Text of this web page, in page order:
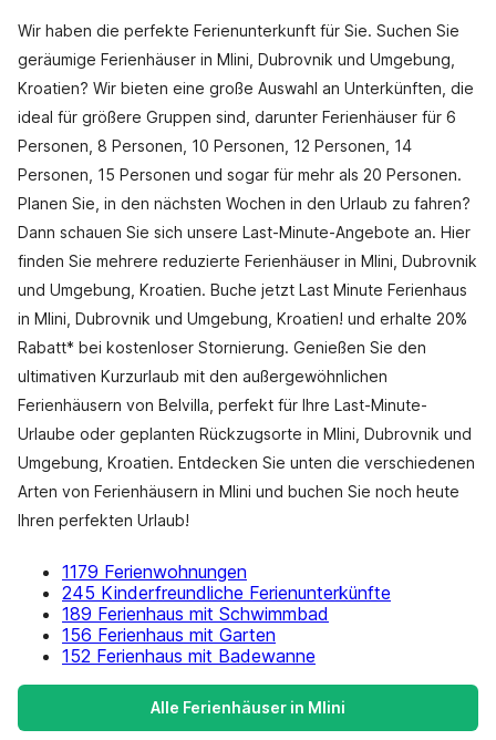
Wir haben die perfekte Ferienunterkunft für Sie. Suchen Sie
geräumige Ferienhäuser in Mlini, Dubrovnik und Umgebung,
Kroatien? Wir bieten eine große Auswahl an Unterkünften, die
ideal für größere Gruppen sind, darunter Ferienhäuser für 6
Personen, 8 Personen, 10 Personen, 12 Personen, 14
Personen, 15 Personen und sogar für mehr als 20 Personen.
Planen Sie, in den nächsten Wochen in den Urlaub zu fahren?
Dann schauen Sie sich unsere Last-Minute-Angebote an. Hier
finden Sie mehrere reduzierte Ferienhäuser in Mlini, Dubrovnik
und Umgebung, Kroatien. Buche jetzt Last Minute Ferienhaus
in Mlini, Dubrovnik und Umgebung, Kroatien! und erhalte 20%
Rabatt* bei kostenloser Stornierung. Genießen Sie den
ultimativen Kurzurlaub mit den außergewöhnlichen
Ferienhäusern von Belvilla, perfekt für Ihre Last-Minute-
Urlaube oder geplanten Rückzugsorte in Mlini, Dubrovnik und
Umgebung, Kroatien. Entdecken Sie unten die verschiedenen
Arten von Ferienhäusern in Mlini und buchen Sie noch heute
Ihren perfekten Urlaub!
1179 Ferienwohnungen
245 Kinderfreundliche Ferienunterkünfte
189 Ferienhaus mit Schwimmbad
156 Ferienhaus mit Garten
152 Ferienhaus mit Badewanne
Alle Ferienhäuser in Mlini